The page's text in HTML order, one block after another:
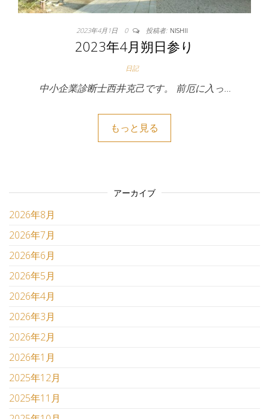
2023年4月1日 0 投稿者: NISHII
2023年4月朔日参り
日記
中小企業診断士西井克己です。 前厄に入っ…
もっと見る
アーカイブ
2026年8月
2026年7月
2026年6月
2026年5月
2026年4月
2026年3月
2026年2月
2026年1月
2025年12月
2025年11月